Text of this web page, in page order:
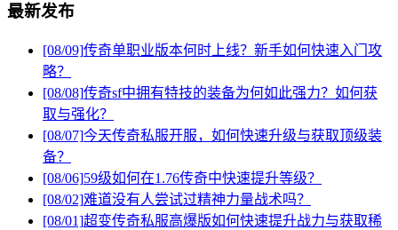
最新发布
[08/09]传奇单职业版本何时上线？新手如何快速入门攻
略？
[08/08]传奇sf中拥有特技的装备为何如此强力？如何获
取与强化？
[08/07]今天传奇私服开服，如何快速升级与获取顶级装
备？
[08/06]59级如何在1.76传奇中快速提升等级？
[08/02]难道没有人尝试过精神力量战术吗？
[08/01]超变传奇私服高爆版如何快速提升战力与获取稀